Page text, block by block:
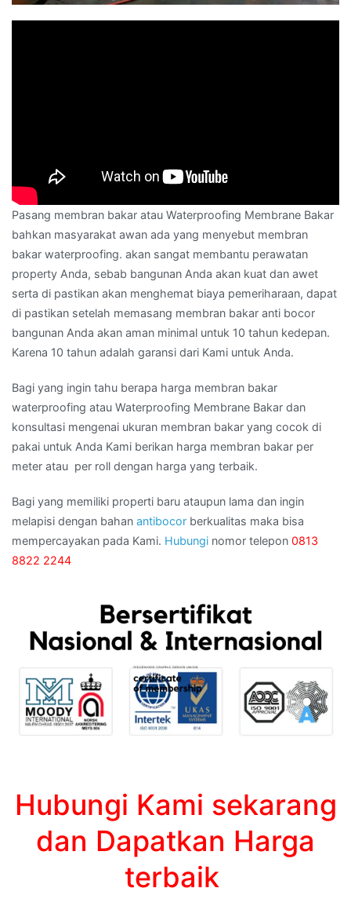
Pasang membran bakar atau Waterproofing Membrane Bakar
bahkan masyarakat awan ada yang menyebut membran
bakar waterproofing. akan sangat membantu perawatan
property Anda, sebab bangunan Anda akan kuat dan awet
serta di pastikan akan menghemat biaya pemeriharaan, dapat
di pastikan setelah memasang membran bakar anti bocor
bangunan Anda akan aman minimal untuk 10 tahun kedepan.
Karena 10 tahun adalah garansi dari Kami untuk Anda.
Bagi yang ingin tahu berapa harga membran bakar
waterproofing atau Waterproofing Membrane Bakar dan
konsultasi mengenai ukuran membran bakar yang cocok di
pakai untuk Anda Kami berikan harga membran bakar per
meter atau per roll dengan harga yang terbaik.
Bagi yang memiliki properti baru ataupun lama dan ingin
melapisi dengan bahan antibocor berkualitas maka bisa
mempercayakan pada Kami. Hubungi nomor telepon 0813
8822 2244
Hubungi Kami sekarang
dan Dapatkan Harga
terbaik